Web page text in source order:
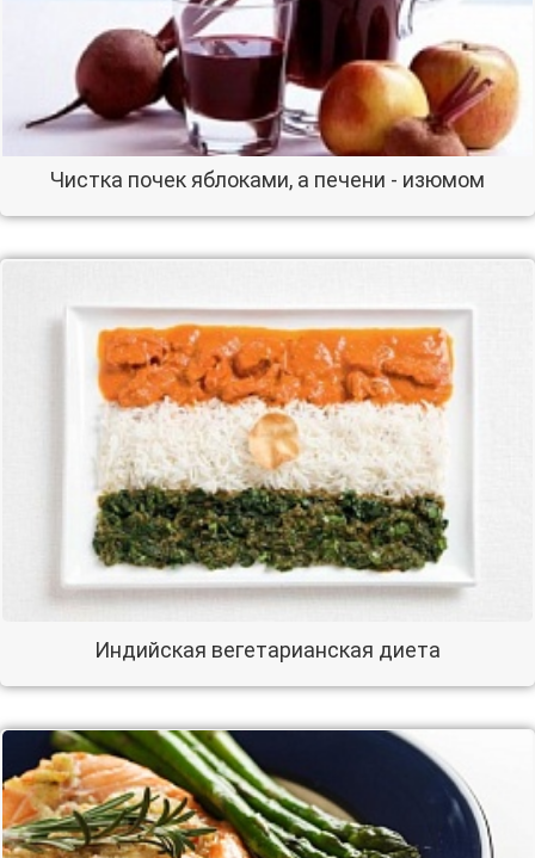
Чистка почек яблоками, а печени - изюмом
Индийская вегетарианская диета